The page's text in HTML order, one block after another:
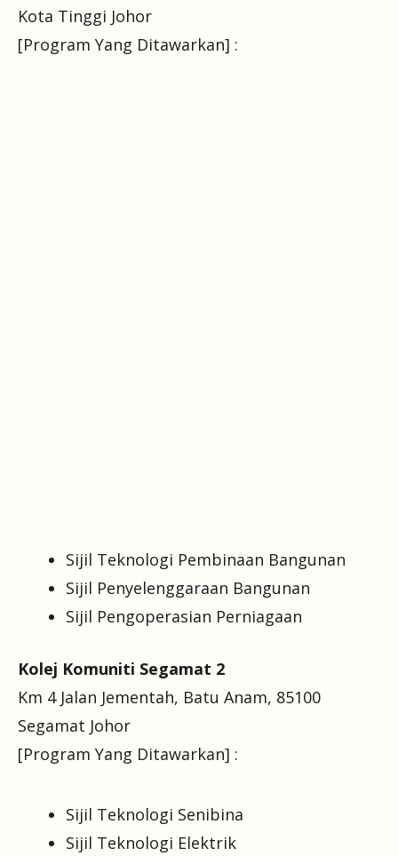
Kota Tinggi Johor
[Program Yang Ditawarkan] :
Sijil Teknologi Pembinaan Bangunan
Sijil Penyelenggaraan Bangunan
Sijil Pengoperasian Perniagaan
Kolej Komuniti Segamat 2
Km 4 Jalan Jementah, Batu Anam, 85100
Segamat Johor
[Program Yang Ditawarkan] :
Sijil Teknologi Senibina
Sijil Teknologi Elektrik